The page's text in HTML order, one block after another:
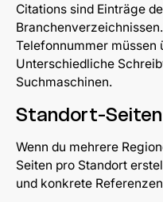
Citations sind Einträge
Telefonnummer müssen
Unterschiedliche
Suchmaschinen.
Standort-
Wenn du mehrere
Seiten pro Standort
und konkrete